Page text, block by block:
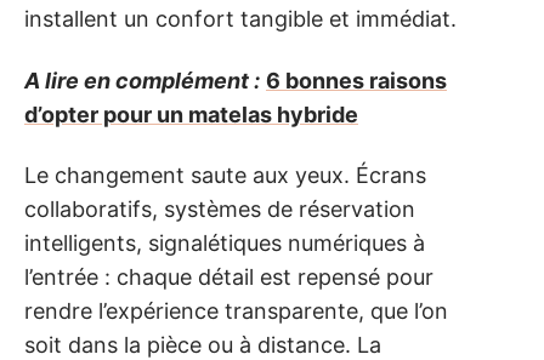
installent un confort tangible et immédiat.
A lire en complément : 6 bonnes raisons
d’opter pour un matelas hybride
Le changement saute aux yeux. Écrans
collaboratifs, systèmes de réservation
intelligents, signalétiques numériques à
l’entrée : chaque détail est repensé pour
rendre l’expérience transparente, que l’on
soit dans la pièce ou à distance. La